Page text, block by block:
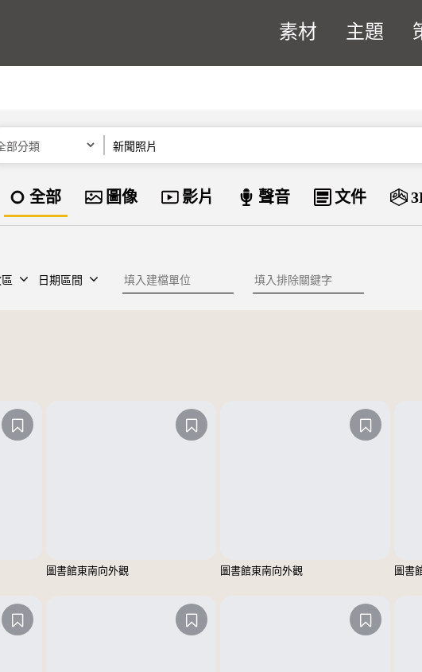
素材 主題
資料類型
全部 圖像 影片 聲音 文件
日期區間 建檔單位 排除關鍵字
圖書館東南向外觀 圖書館東南向外觀 圖書